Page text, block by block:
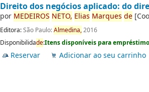
Direito dos negócios aplicado: do
por MEDEIROS NETO, Elias Marques de
Editora:São Paulo:Almedina,2016
Disponibilidade:Itens disponíveis para
Reservar Adicionar ao seu carrinho